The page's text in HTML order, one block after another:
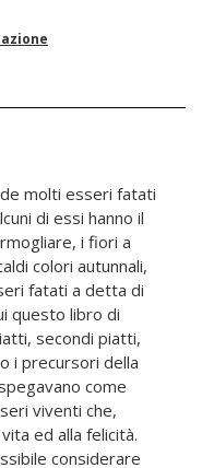
molti esseri fatati
di essi hanno il
i fiori a
colori autunnali,
fatati a detta di
questo libro di
secondi piatti,
i precursori della
come
viventi che,
ed alla felicità.
considerare